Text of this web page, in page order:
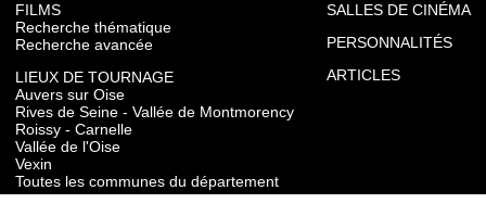
FILMS
Recherche thématique
Recherche avancée
LIEUX DE TOURNAGE
Auvers sur Oise
Rives de Seine - Vallée de Montmorency
Roissy - Carnelle
Vallée de l'Oise
Vexin
Toutes les communes du département
SALLES DE CINÉMA
PERSONNALITÉS
ARTICLES